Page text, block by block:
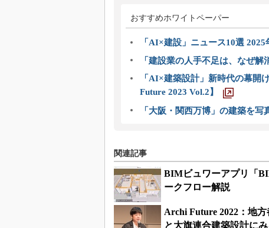
おすすめホワイトペーパー
「AI×建設」ニュース10選 2025
「建設業の人手不足は、なぜ
「AI×建築設計」新時代の幕開
Future 2023 Vol.2】
「大阪・関西万博」の建築を写
関連記事
BIMビュワーアプリ「
ークフロー解説
Archi Future 2022：地
と大旗連合建築設計に